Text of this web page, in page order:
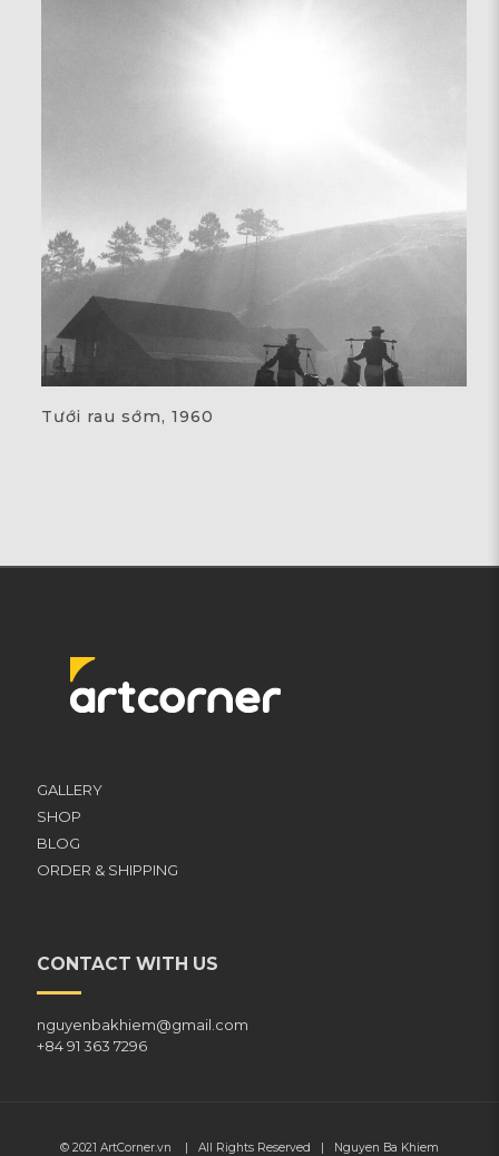
Tưới rau sớm, 1960
GALLERY
SHOP
BLOG
ORDER & SHIPPING
CONTACT WITH US
nguyenbakhiem@gmail.com
+84 91 363 7296
© 2021 ArtCorner.vn | All Rights Reserved | Nguyen Ba Khiem